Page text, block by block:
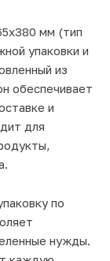
мм (тип
упаковки и
из
обеспечивает
и
для
по
нужды.